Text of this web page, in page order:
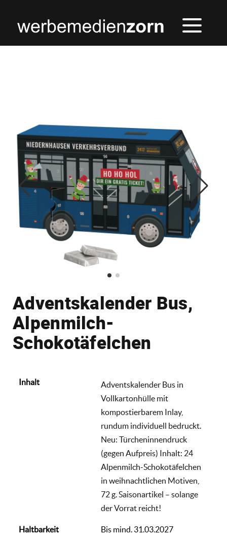
Adventskalender Bus,
Alpenmilch-
Schokotäfelchen
Inhalt
Adventskalender Bus in
Vollkartonhülle mit
kompostierbarem Inlay,
rundum individuell bedruckt.
Neu: Türcheninnendruck
(gegen Aufpreis) Inhalt: 24
Alpenmilch-Schokotäfelchen
in weihnachtlichen Motiven,
72 g. Saisonartikel – solange
der Vorrat reicht!
Haltbarkeit
Bis mind. 31.03.2027